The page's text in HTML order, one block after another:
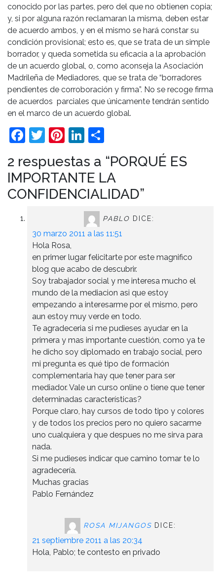
conocido por las partes, pero del que no obtienen copia;
y, si por alguna razón reclamaran la misma, deben estar
de acuerdo ambos, y en el mismo se hará constar su
condición provisional; esto es, que se trata de un simple
borrador, y queda sometida su eficacia a la aprobación
de un acuerdo global, o, como aconseja la Asociación
Madrileña de Mediadores, que se trata de “borradores
pendientes de corroboración y firma”. No se recoge firma
de acuerdos parciales que únicamente tendrán sentido
en el marco de un acuerdo global.
Facebook
Twitter
Pinterest
LinkedIn
2 respuestas a “PORQUÉ ES
IMPORTANTE LA
CONFIDENCIALIDAD”
PABLO DICE:
30 marzo 2011 a las 11:51
Hola Rosa,
en primer lugar felicitarte por este magnifico
blog que acabo de descubrir.
Soy trabajador social y me interesa mucho el
mundo de la mediacion asi que estoy
empezando a interesarme por el mismo, pero
aun estoy muy verde en todo.
Te agradeceria si me pudieses ayudar en la
primera y mas importante cuestión, como ya te
he dicho soy diplomado en trabajo social, pero
mi pregunta es qué tipo de formación
complementaria hay que tener para ser
mediador. Vale un curso online o tiene que tener
determinadas características?
Porque claro, hay cursos de todo tipo y colores
y de todos los precios pero no quiero sacarme
uno cualquiera y que despues no me sirva para
nada.
Si me pudieses indicar que camino tomar te lo
agradecería.
Muchas gracias
Pablo Fernández
ROSA MIJANGOS DICE:
21 septiembre 2011 a las 20:34
Hola, Pablo; te contesto en privado